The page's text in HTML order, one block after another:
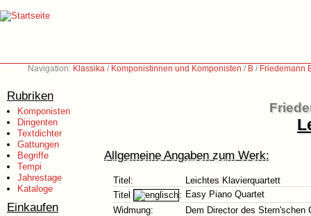
Navigation: Klassika / Komponistinnen und Komponisten / B / Friedemann
Rubriken
Komponisten
Dirigenten
Textdichter
Gattungen
Begriffe
Tempi
Jahrestage
Kataloge
Einkaufen
Allgemeine Angaben zum Werk:
Titel:
Leichtes Klavierquartett
Titel
: Easy Piano Quartet
Widmung:
Dem Director des Stern'schen